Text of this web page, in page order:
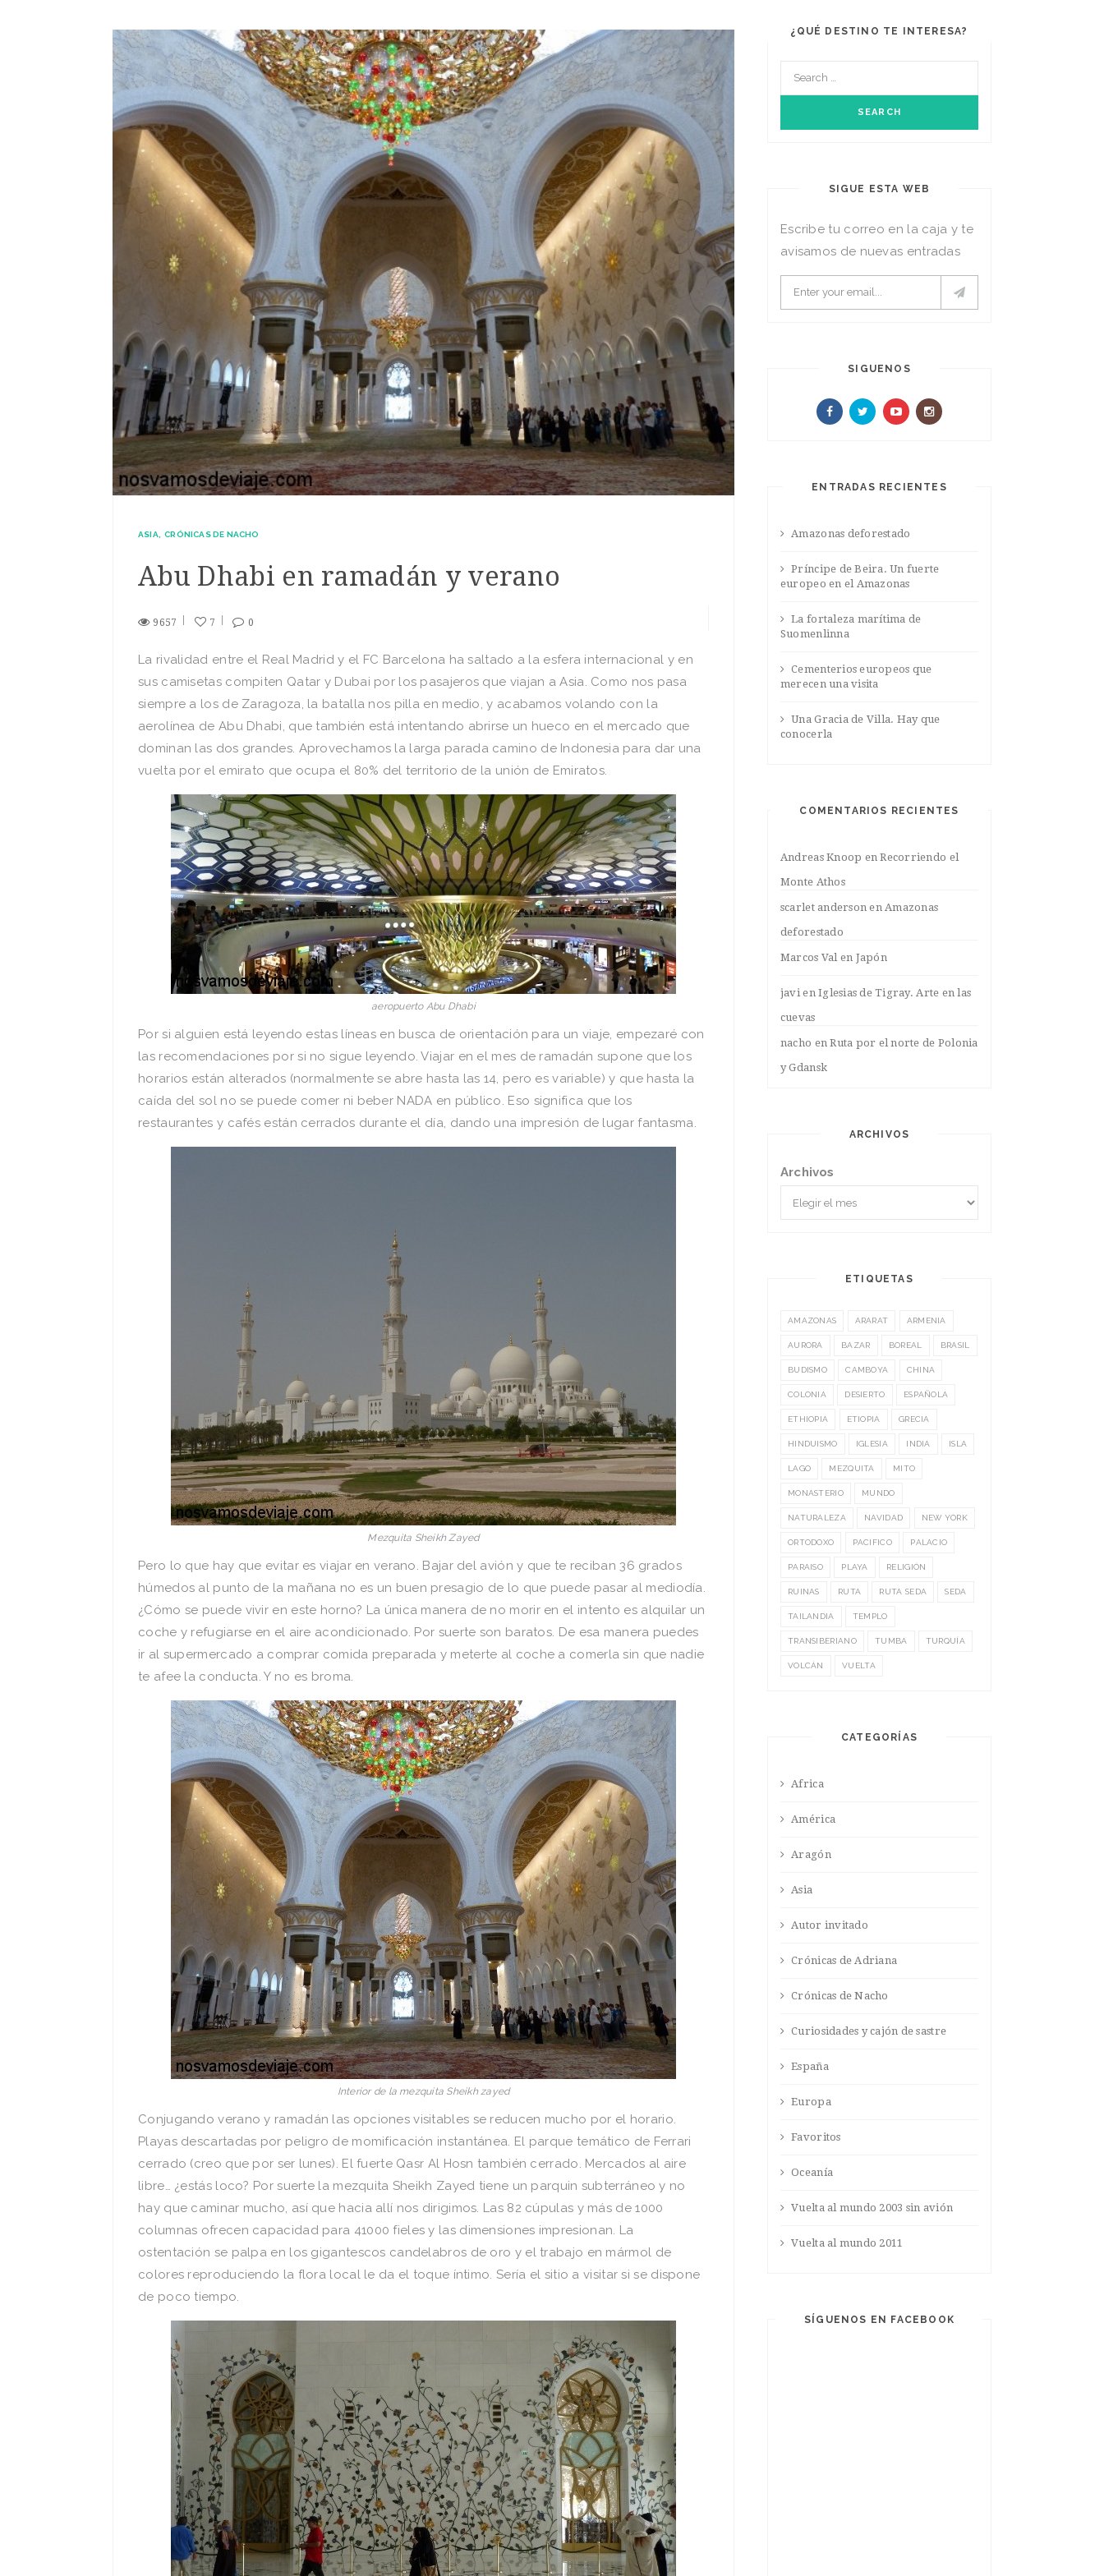
ASIA CRÓNICAS DE NACHO
Abu Dhabi en ramadán y verano
9657 7 0
La rivalidad entre el Real Madrid y el FC Barcelona ha saltado a la esfera internacional y en
sus camisetas compiten Qatar y Dubai por los pasajeros que viajan a Asia. Como nos pasa
siempre a los de Zaragoza, la batalla nos pilla en medio, y acabamos volando con la
aerolínea de Abu Dhabi, que también está intentando abrirse un hueco en el mercado que
dominan las dos grandes. Aprovechamos la larga parada camino de Indonesia para dar una
vuelta por el emirato que ocupa el 80% del territorio de la unión de Emiratos.
aeropuerto Abu Dhabi
Por si alguien está leyendo estas líneas en busca de orientación para un viaje, empezaré con
las recomendaciones por si no sigue leyendo. Viajar en el mes de ramadán supone que los
horarios están alterados (normalmente se abre hasta las 14, pero es variable) y que hasta la
caída del sol no se puede comer ni beber NADA en público. Eso significa que los
restaurantes y cafés están cerrados durante el día, dando una impresión de lugar fantasma.
Mezquita Sheikh Zayed
Pero lo que hay que evitar es viajar en verano. Bajar del avión y que te reciban 36 grados
húmedos al punto de la mañana no es un buen presagio de lo que puede pasar al mediodía.
¿Cómo se puede vivir en este horno? La única manera de no morir en el intento es alquilar un
coche y refugiarse en el aire acondicionado. Por suerte son baratos. De esa manera puedes
ir al supermercado a comprar comida preparada y meterte al coche a comerla sin que nadie
te afee la conducta. Y no es broma.
Interior de la mezquita Sheikh zayed
Conjugando verano y ramadán las opciones visitables se reducen mucho por el horario.
Playas descartadas por peligro de momificación instantánea. El parque temático de Ferrari
cerrado (creo que por ser lunes). El fuerte Qasr Al Hosn también cerrado. Mercados al aire
libre… ¿estás loco? Por suerte la mezquita Sheikh Zayed tiene un parquin subterráneo y no
hay que caminar mucho, así que hacia allí nos dirigimos. Las 82 cúpulas y más de 1000
columnas ofrecen capacidad para 41000 fieles y las dimensiones impresionan. La
ostentación se palpa en los gigantescos candelabros de oro y el trabajo en mármol de
colores reproduciendo la flora local le da el toque íntimo. Sería el sitio a visitar si se dispone
de poco tiempo.
¿QUÉ DESTINO TE INTERESA?
SIGUE ESTA WEB
Escribe tu correo en la caja y te
avisamos de nuevas entradas
SIGUENOS
ENTRADAS RECIENTES
Amazonas deforestado
Príncipe de Beira. Un fuerte
europeo en el Amazonas
La fortaleza marítima de
Suomenlinna
Cementerios europeos que
merecen una visita
Una Gracia de Villa. Hay que
conocerla
COMENTARIOS RECIENTES
Andreas Knoop enRecorriendo el
Monte Athos
scarlet anderson enAmazonas
deforestado
Marcos Valen Japón
javienIglesias de Tigray. Arte en las
cuevas
nacho enRuta por el norte de Polonia
y Gdansk
ARCHIVOS
Archivos
ETIQUETAS
AMAZONAS ARARAT ARMENIA
AURORA BAZAR BOREAL BRASIL
BUDISMO CAMBOYA CHINA
COLONIA DESIERTO ESPAÑOLA
ETHIOPIA ETIOPIA GRECIA
HINDUISMO IGLESIA INDIA ISLA
LAGO MEZQUITA MITO
MONASTERIO MUNDO
NATURALEZA NAVIDAD NEW YORK
ORTODOXO PACIFICO PALACIO
PARAISO PLAYA RELIGIÓN
RUINAS RUTA RUTA SEDA SEDA
TAILANDIA TEMPLO
TRANSIBERIANO TUMBA TURQUÍA
VOLCÁN VUELTA
CATEGORÍAS
Africa
América
Aragón
Asia
Autor invitado
Crónicas de Adriana
Crónicas de Nacho
Curiosidades y cajón de sastre
España
Europa
Favoritos
Oceanía
Vuelta al mundo 2003 sin avión
Vuelta al mundo 2011
SÍGUENOS EN FACEBOOK